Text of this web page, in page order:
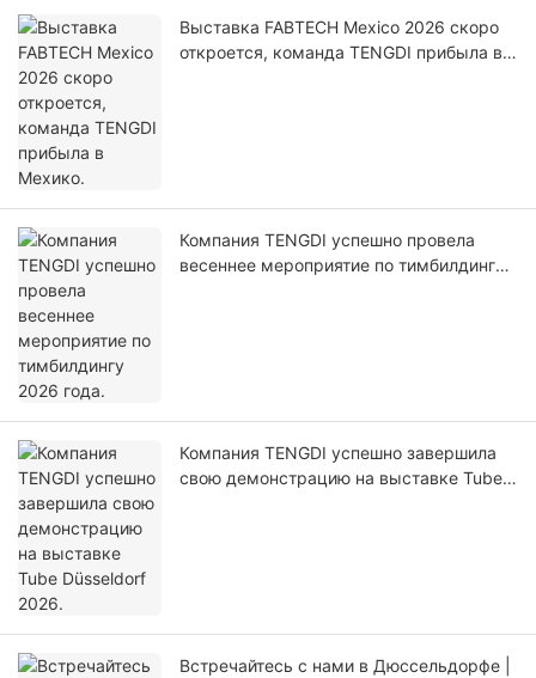
Выставка FABTECH Mexico 2026 скоро
откроется, команда TENGDI прибыла в
Компания TENGDI успешно провела
весеннее мероприятие по тимбилдингу
Компания TENGDI успешно завершила
свою демонстрацию на выставке Tube
Встречайтесь с нами в Дюссельдорфе |